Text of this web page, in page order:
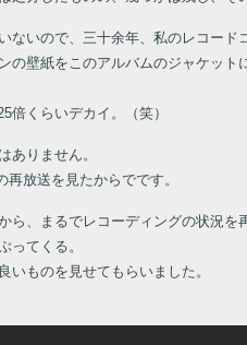
ないので、三十余年、私のレコー
壁紙をこのアルバムのジャケット
倍くらいデカイ。（笑）
ありません。
放送を見たからでです。
、まるでレコーディングの状況を
ってくる。
ものを見せてもらいました。